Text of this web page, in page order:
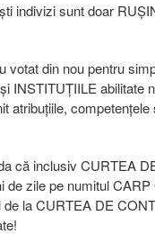
indivizi sunt doar
votat din nou pentru
INSTITUȚIILE abilitate
atribuțiile,
că inclusiv CURTEA
de zile pe numitul
la CURTEA DE